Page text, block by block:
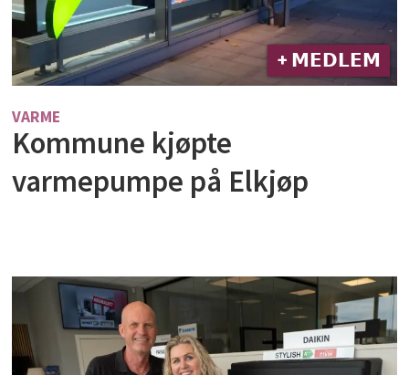
+ 𝗠𝗘𝗗𝗟𝗘𝗠
VARME
Kommune kjøpte
varmepumpe på Elkjøp